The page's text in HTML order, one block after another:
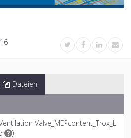
Dateien
Valve_MEPcontent_Trox_L
)